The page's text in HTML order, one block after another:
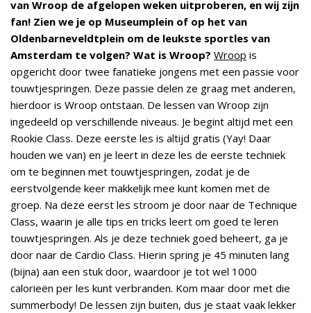
van Wroop de afgelopen weken uitproberen, en wij zijn
fan! Zien we je op Museumplein of op het van
Oldenbarneveldtplein om de leukste sportles van
Amsterdam te volgen? Wat is Wroop? Wroop is
opgericht door twee fanatieke jongens met een passie voor
touwtjespringen. Deze passie delen ze graag met anderen,
hierdoor is Wroop ontstaan. De lessen van Wroop zijn
ingedeeld op verschillende niveaus. Je begint altijd met een
Rookie Class. Deze eerste les is altijd gratis (Yay! Daar
houden we van) en je leert in deze les de eerste techniek
om te beginnen met touwtjespringen, zodat je de
eerstvolgende keer makkelijk mee kunt komen met de
groep. Na deze eerst les stroom je door naar de Technique
Class, waarin je alle tips en tricks leert om goed te leren
touwtjespringen. Als je deze techniek goed beheert, ga je
door naar de Cardio Class. Hierin spring je 45 minuten lang
(bijna) aan een stuk door, waardoor je tot wel 1000
calorieën per les kunt verbranden. Kom maar door met die
summerbody! De lessen zijn buiten, dus je staat vaak lekker